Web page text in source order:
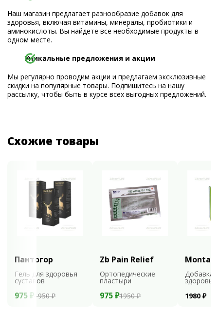
Наш магазин предлагает разнообразие добавок для
здоровья, включая витамины, минералы, пробиотики и
аминокислоты. Вы найдете все необходимые продукты в
одном месте.
Уникальные предложения и акции
Мы регулярно проводим акции и предлагаем эксклюзивные
скидки на популярные товары. Подпишитесь на нашу
рассылку, чтобы быть в курсе всех выгодных предложений.
Схожие товары
Пантогор
Гель для здоровья
суставов
975 ₽ 1950 ₽
Zb Pain Relief
Ортопедические
пластыри
975 ₽1950 ₽
Добавка
здоровья
1980 ₽